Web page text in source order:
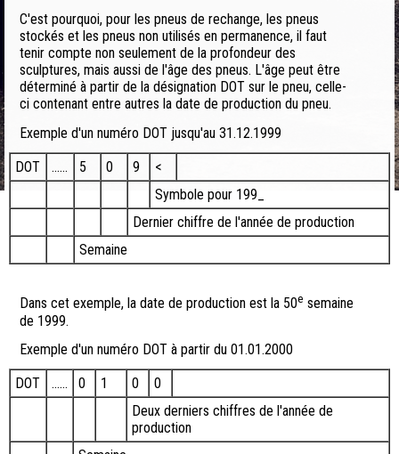
C'est pourquoi, pour les pneus de rechange, les pneus
stockés et les pneus non utilisés en permanence, il faut
tenir compte non seulement de la profondeur des
sculptures, mais aussi de l'âge des pneus. L'âge peut être
déterminé à partir de la désignation DOT sur le pneu, celle-
ci contenant entre autres la date de production du pneu.
Exemple d'un numéro DOT jusqu'au 31.12.1999
DOT
...... 5 0 9
<
Symbole pour 199_
Dernier chiffre de l'année de production
Semaine
Dans cet exemple, la date de production est la 50e semaine
de 1999.
Exemple d'un numéro DOT à partir du 01.01.2000
DOT
...... 0 1 0
0
Deux derniers chiffres de l'année de
production